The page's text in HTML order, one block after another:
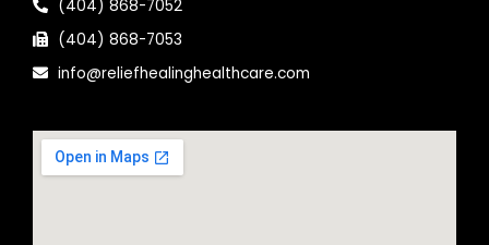
(404) 868-7052
(404) 868-7053
info@reliefhealinghealthcare.com